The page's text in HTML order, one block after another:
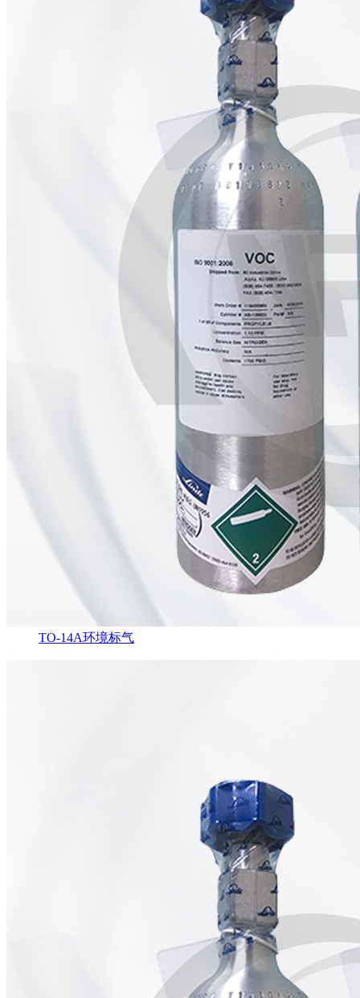
TO-14A环境标气